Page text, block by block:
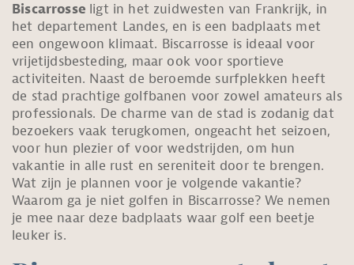
Biscarrosse ligt in het zuidwesten van Frankrijk, in
het departement Landes, en is een badplaats met
een ongewoon klimaat. Biscarrosse is ideaal voor
vrijetijdsbesteding, maar ook voor sportieve
activiteiten. Naast de beroemde surfplekken heeft
de stad prachtige golfbanen voor zowel amateurs als
professionals. De charme van de stad is zodanig dat
bezoekers vaak terugkomen, ongeacht het seizoen,
voor hun plezier of voor wedstrijden, om hun
vakantie in alle rust en sereniteit door te brengen.
Wat zijn je plannen voor je volgende vakantie?
Waarom ga je niet golfen in Biscarrosse? We nemen
je mee naar deze badplaats waar golf een beetje
leuker is.